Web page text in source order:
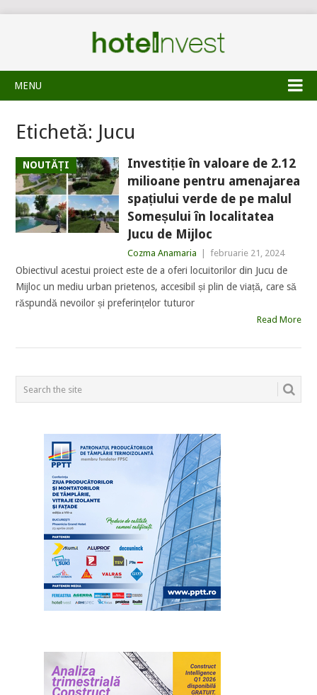
MENU
Etichetă: Jucu
NOUTĂȚI
Investiție în valoare de 2.12
milioane pentru amenajarea
spațiului verde de pe malul
Someșului în localitatea
Jucu de Mijloc
Cozma Anamaria februarie 21, 2024
Obiectivul acestui proiect este de a oferi locuitorilor din Jucu de
Mijloc un mediu urban prietenos, accesibil și plin de viață, care să
răspundă nevoilor și preferințelor tuturor
Read More
POSTS
NAVIGATION